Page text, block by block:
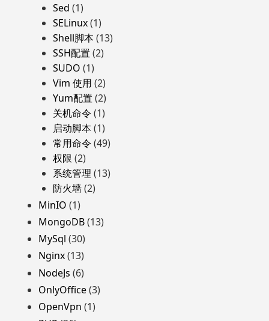
Sed (1)
SELinux(1)
Shell脚本(13)
SSH配置 (2)
SUDO (1)
Vim 使用 (2)
Yum配置 (2)
关机命令 (1)
启动脚本(1)
常用命令 (49)
权限 (2)
系统管理 (13)
防火墙(2)
MinIO (1)
MongoDB(13)
MySql (30)
Nginx(13)
NodeJs (6)
OnlyOffice(3)
OpenVpn (1)